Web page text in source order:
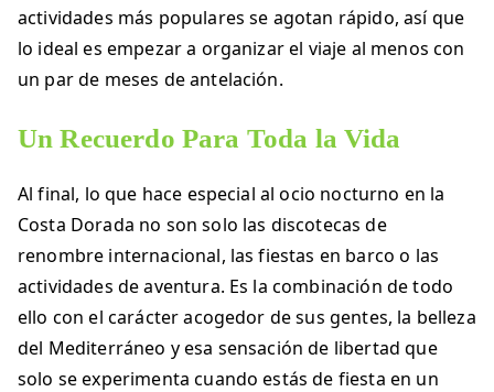
actividades más populares se agotan rápido, así que
lo ideal es empezar a organizar el viaje al menos con
un par de meses de antelación.
Un Recuerdo Para Toda la Vida
Al final, lo que hace especial al ocio nocturno en la
Costa Dorada no son solo las discotecas de
renombre internacional, las fiestas en barco o las
actividades de aventura. Es la combinación de todo
ello con el carácter acogedor de sus gentes, la belleza
del Mediterráneo y esa sensación de libertad que
solo se experimenta cuando estás de fiesta en un